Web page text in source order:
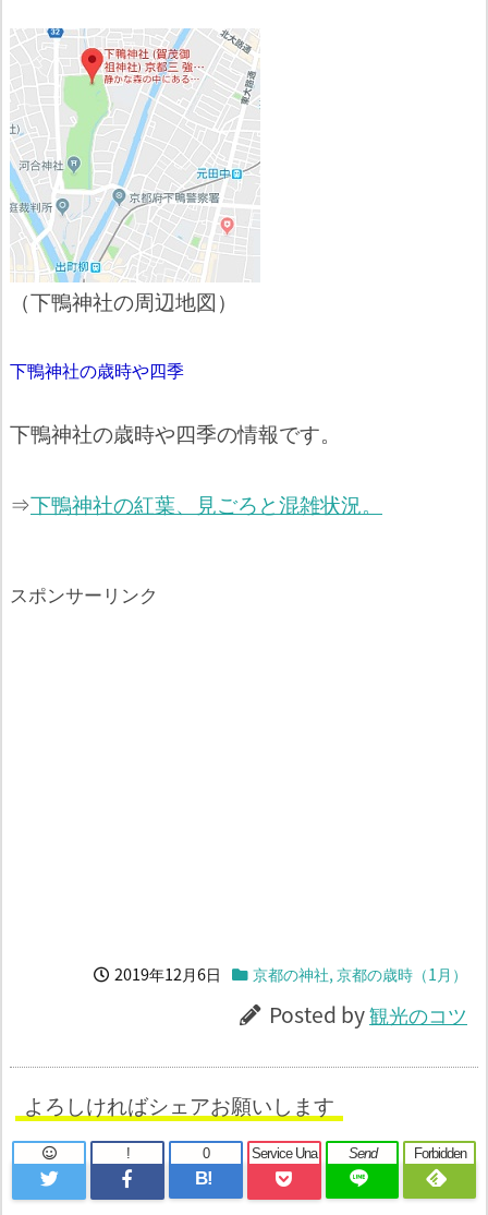
（下鴨神社の周辺地図）
下鴨神社の歳時や四季
下鴨神社の歳時や四季の情報です。
⇒下鴨神社の紅葉、見ごろと混雑状況。
スポンサーリンク
2019年12月6日 京都の神社,京都の歳時（1月）
Posted by観光のコツ
よろしければシェアお願いします
!
B!
0 Service Una Send Forbidden